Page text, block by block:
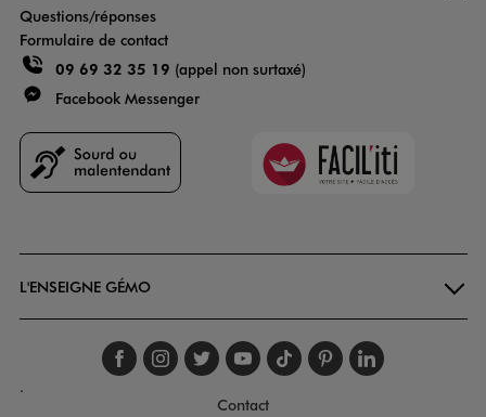
Questions/réponses
Formulaire de contact
09 69 32 35 19 (appel non surtaxé)
Facebook Messenger
Faciliti
L'ENSEIGNE GÉMO
Suivez-nous sur
Suivez-nous sur
Suivez-nous sur
Suivez-nous
Suivez-nous
Suivez-
.
Contact